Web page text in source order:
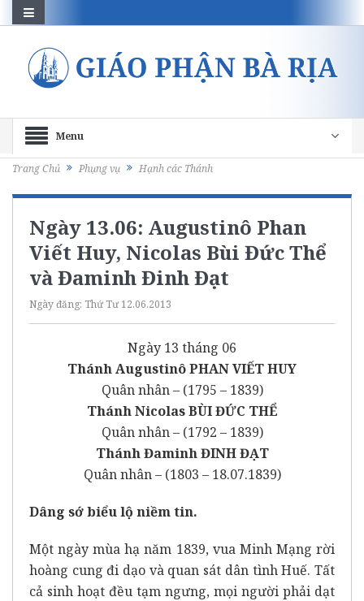
Menu
Trang Chủ Phụng vụ Hạnh các Thánh
Ngày 13.06: Augustinô Phan
Viết Huy, Nicolas Bùi Đức Thể
và Đaminh Đinh Đạt
Ngày đăng: Thứ Tư 12.06.2013
Ngày 13 tháng 06
Thánh Augustinô PHAN VIẾT HUY
Quân nhân – (1795 – 1839)
Thánh Nicolas BÙI ĐỨC THỂ
Quân nhân – (1792 – 1839)
Thánh Đaminh ĐINH ĐẠT
Quân nhân – (1803 – 18.07.1839)
Dâng sớ biểu lộ niềm tin.
Một ngày mùa hạ năm 1839, vua Minh Mạng rời
hoàng cung đi dạo và quan sát dân tình Huế. Tất
cả sinh hoạt đều tạm ngưng, mọi người phải dạt